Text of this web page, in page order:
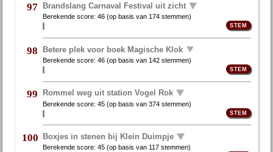
97 Brandslang Carnaval Festival uit zicht
Berekende score:46 (op basis van 174 stemmen)
98 Betere plek voor boek Magische Klok
Berekende score:46 (op basis van 142 stemmen)
99 Rommel weg uit station Vogel Rok
Berekende score:45 (op basis van374 stemmen)
100 Boxjes in stenen bij Klein Duimpje
Berekende score:45 (op basis van117 stemmen)